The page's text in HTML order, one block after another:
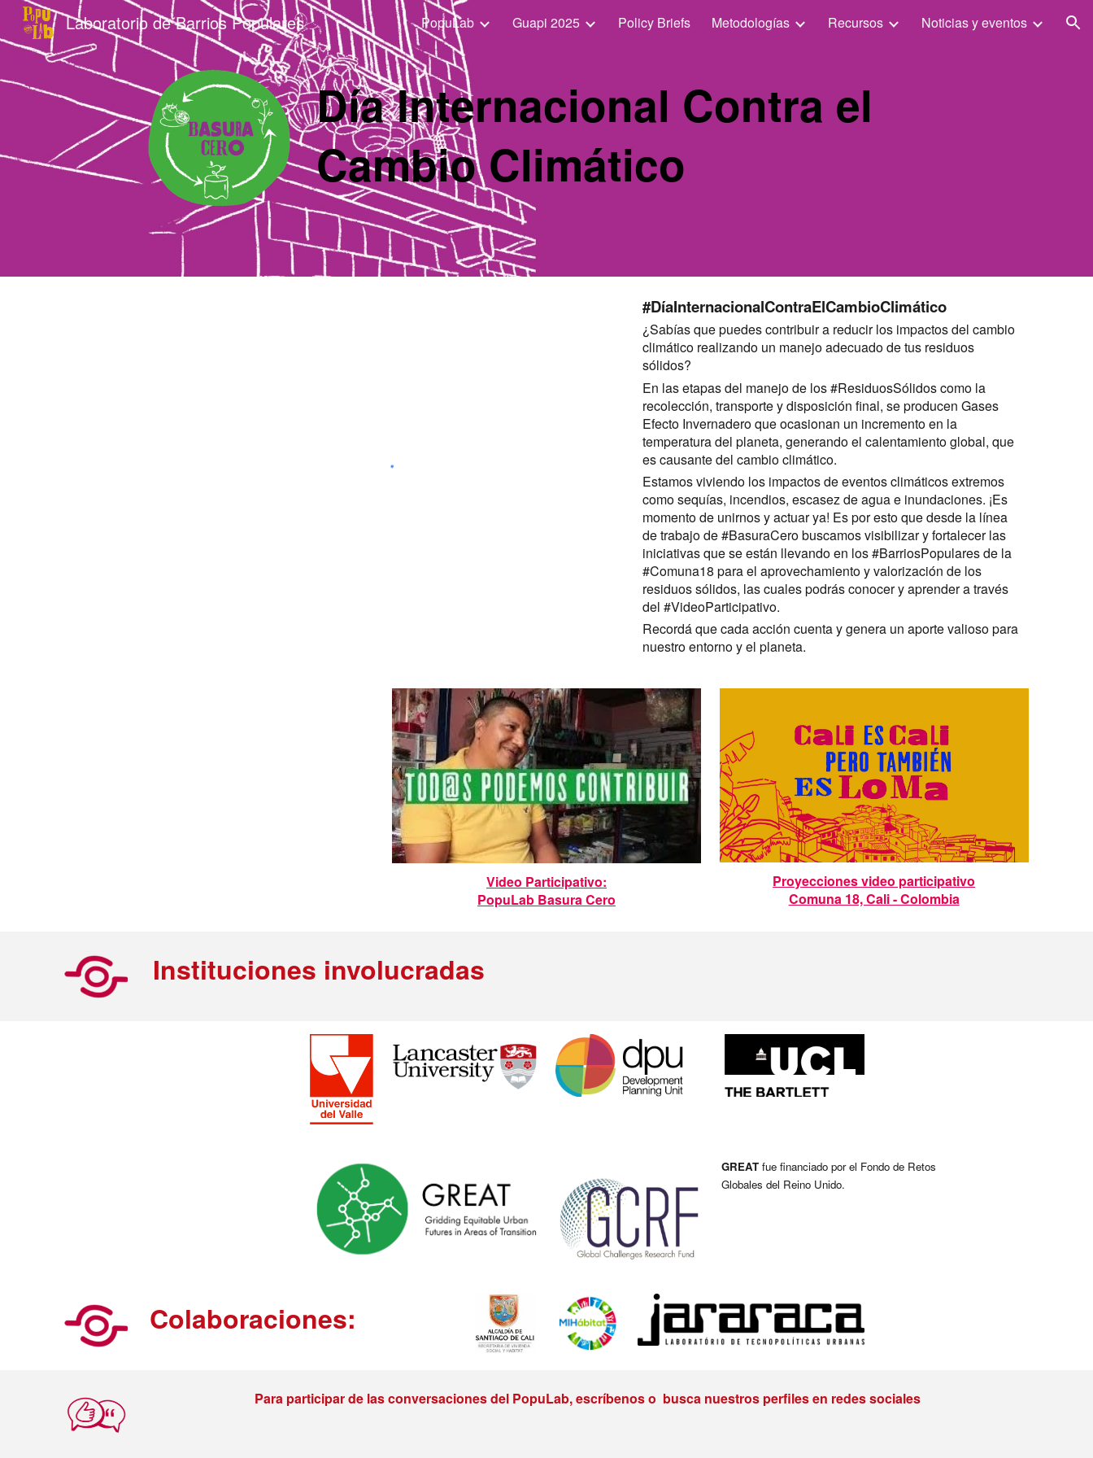
Skip to main content Skip to navigation
Laboratorio de Barrios Populares PopuLab Guapi 2025 Policy Briefs Metodologías Recursos Noticias y eventos
Día Internacional Contra el
Cambio Climático
#DíaInternacionalContraElCambioClimático
¿Sabías que puedes contribuir a reducir los impactos del cambio
climático realizando un manejo adecuado de tus residuos
sólidos?
En las etapas del manejo de los #ResiduosSólidos como la
recolección, transporte y disposición final, se producen Gases
Efecto Invernadero que ocasionan un incremento en la
temperatura del planeta, generando el calentamiento global, que
es causante del cambio climático.
Estamos viviendo los impactos de eventos climáticos extremos
como sequías, incendios, escasez de agua e inundaciones. ¡Es
momento de unirnos y actuar ya! Es por esto que desde la línea
de trabajo de #BasuraCero buscamos visibilizar y fortalecer las
iniciativas que se están llevando en los #BarriosPopulares de la
#Comuna18 para el aprovechamiento y valorización de los
residuos sólidos, las cuales podrás conocer y aprender a través
del #VideoParticipativo.
Recordá que cada acción cuenta y genera un aporte valioso para
nuestro entorno y el planeta.
Video Participativo:
PopuLab Basura Cero
Proyecciones video participativo
Comuna 18, Cali - Colombia
Instituciones involucradas
GREAT fuefinanciado por el Fondo de Retos
Globales del Reino Unido.
Colaboraciones:
Para participar de las conversaciones del PopuLab, escríbenos o busca nuestros perfiles en redes sociales